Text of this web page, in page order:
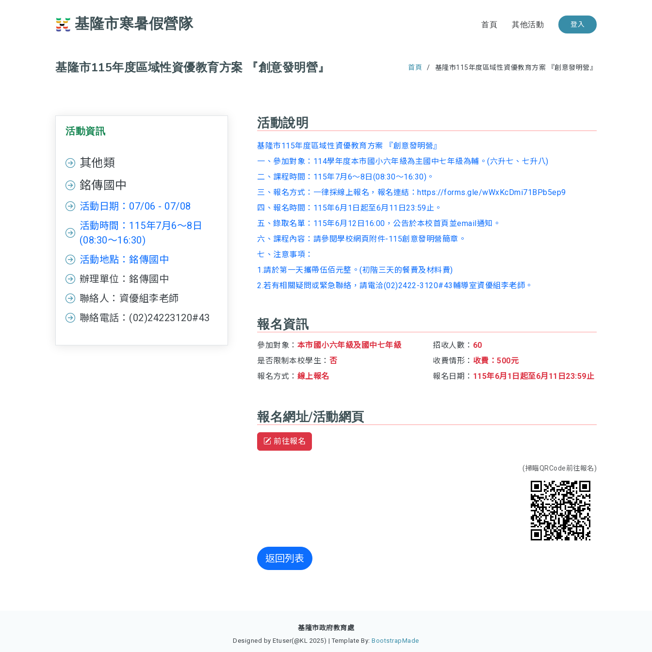
基隆市寒暑假營隊 首頁 其他活動 登入
基隆市115年度區域性資優教育方案 『創意發明營』 首頁 基隆市115年度區域性資優教育方案 『創意發明營』
活動資訊
其他類
銘傳國中
活動日期：07/06 - 07/08
活動時間：115年7月6～8日
(08:30～16:30)
活動地點：銘傳國中
辦理單位：銘傳國中
聯絡人：資優組李老師
聯絡電話：(02)24223120#43
活動說明
基隆市115年度區域性資優教育方案 『創意發明營』
一、參加對象：114學年度本市國小六年級為主國中七年級為輔。(六升七、七升八)
二、課程時間：115年7月6～8日(08:30～16:30)。
三、報名方式：一律採線上報名，報名連結：https://forms.gle/wWxKcDmi71BPb5ep9
四、報名時間：115年6月1日起至6月11日23:59止。
五、錄取名單：115年6月12日16:00，公告於本校首頁並email通知。
六、課程內容：請參閱學校網頁附件-115創意發明營簡章。
七、注意事項：
1.請於第一天攜帶伍佰元整。(初階三天的餐費及材料費)
2.若有相關疑問或緊急聯絡，請電洽(02)2422-3120#43輔導室資優組李老師。
報名資訊
參加對象： 本市國小六年級及國中七年級 招收人數： 60
是否限制本校學生： 否 收費情形： 收費：500元
報名方式： 線上報名 報名日期： 115年6月1日起至6月11日23:59止
報名網址/活動網頁
前往報名
(掃瞄QRCode前往報名)
返回列表
基隆市政府教育處
Designed by Etuser(@KL 2025) | Template By:BootstrapMade